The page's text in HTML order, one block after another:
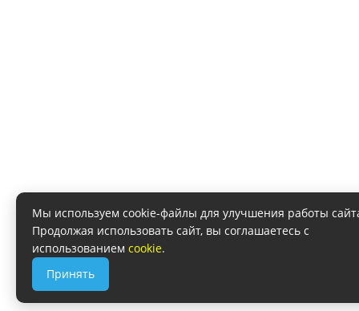
Мы используем cookie-файлы для улучшения работы
Продолжая использовать сайт, вы соглашаетесь с
использованием cookie.
Принять